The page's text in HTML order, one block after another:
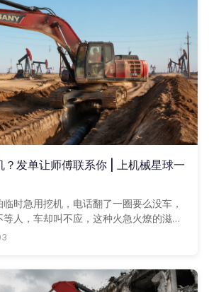
？发单让师傅联系你 | 上机械星球一
时急用挖机，电话翻了一圈要么没车，
人，车却叫不应，这种火急火燎的滋味
愁了，上机械星球发个单子，附近的车